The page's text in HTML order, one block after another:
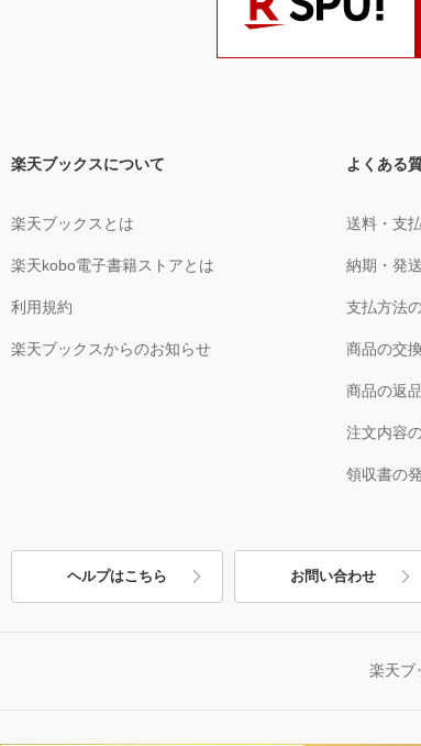
楽天ブックスについて
楽天ブックスとは
楽天kobo電子書籍ストアとは
利用規約
楽天ブックスからのお知らせ
よくある
送料・支
納期・発
支払方法
商品の交換
商品の返品
注文内容
領収書の
ヘルプはこちら お問い合わせ
楽天ブ